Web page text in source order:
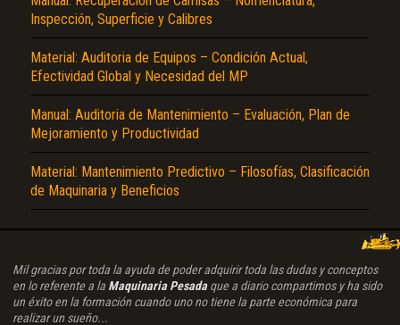
Inspección, Superficie y Calibres
Material: Auditoria de Equipos – Condición Actual,
Efectividad Global y Necesidad del MP
Manual: Auditoria de Mantenimiento – Evaluación, Plan de
Mejoramiento y Productividad
Material: Mantenimiento Predictivo – Filosofías, Clasificación
de Maquinaria y Beneficios
Mil gracias por toda la ayuda de poder adquirir toda las dudas y conceptos
en lo referente a la Maquinaria Pesadaque a diario compartimos y ha sido
un éxito en la formación cuando uno no tiene la parte económica para
realizar un sueño...